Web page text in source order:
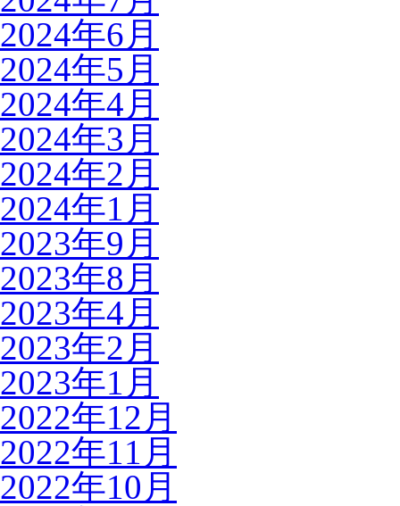
2024年6月
2024年5月
2024年4月
2024年3月
2024年2月
2024年1月
2023年9月
2023年8月
2023年4月
2023年2月
2023年1月
2022年12月
2022年11月
2022年10月